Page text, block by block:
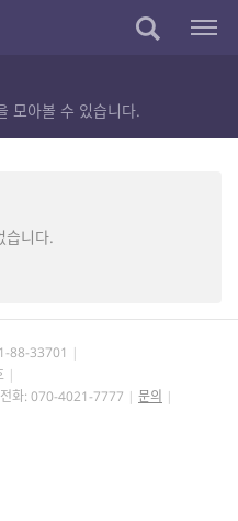
모아볼 수 있습니다.
습니다.
88-33701
전화: 070-4021-7777
문의